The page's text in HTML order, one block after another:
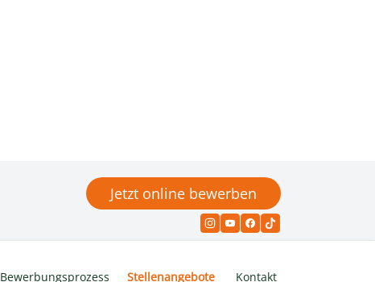
Jetzt online bewerben
Bewerbungsprozess Stellenangebote Kontakt